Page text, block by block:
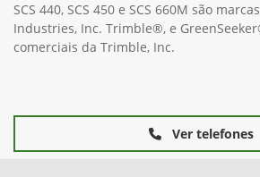
SCS 440, SCS 450 e SCS 660M são
Industries, Inc. Trimble®, e
comerciais da Trimble, Inc.
Ver telefones